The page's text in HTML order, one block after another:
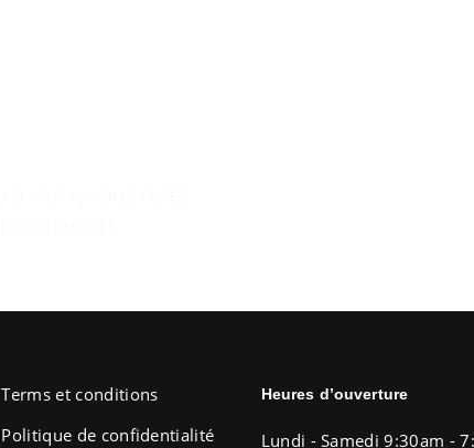
Terms et conditions
Politique de confidentialité
Heures d’ouverture
Lundi - Samedi 9:30am -